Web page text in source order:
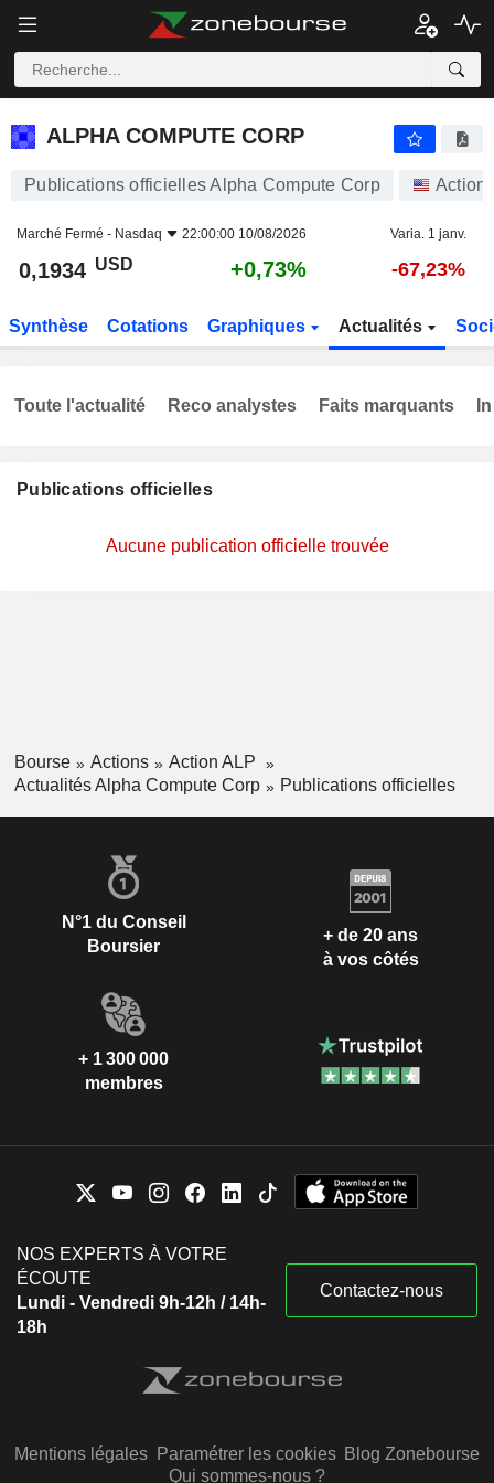
ALPHA COMPUTE CORP
ALPHA COMPUTE CORP
Publications officielles Alpha Compute Corp
Marché Fermé - Nasdaq 22:00:00 10/08/2026 Varia. 1 janv.
0,1934 USD +0,73% -67,23%
Synthèse Cotations Graphiques Actualités
Publications officielles
Aucune publication officielle trouvée
Toute l'actualité Reco analystes Faits marquants
Bourse Actions
Action ALP
Actualités Alpha Compute Corp
Publications officielles
N°1 du Conseil
Boursier
+ de 20 ans
à vos côtés
+ 1 300 000
membres
NOS EXPERTS À VOTRE
ÉCOUTE
Lundi - Vendredi 9h-12h / 14h-
18h
Contactez-nous
Mentions légales Paramétrer les cookies Blog Zonebourse
Qui sommes-nous ?